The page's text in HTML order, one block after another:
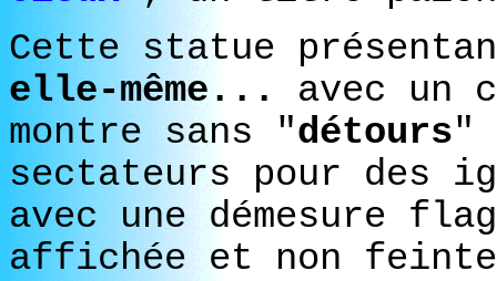
Cette statue
elle-même...
avec un
montre sans "détours"
sectateurs pour des
avec une démesure
affichée et non